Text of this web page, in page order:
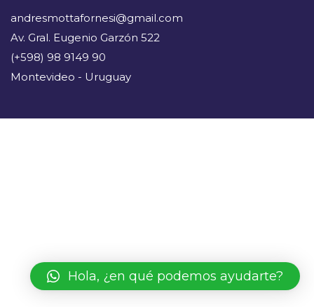
andresmottafornesi@gmail.com
Av. Gral. Eugenio Garzón 522
(+598) 98 9149 90
Montevideo - Uruguay
Hola, ¿en qué podemos ayudarte?